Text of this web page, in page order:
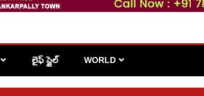
లైఫ్ స్టైల్ WORLD